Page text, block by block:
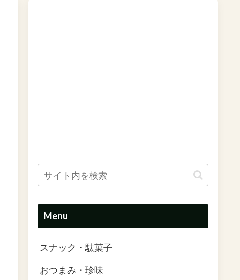
Menu
スナック・駄菓子
おつまみ・珍味